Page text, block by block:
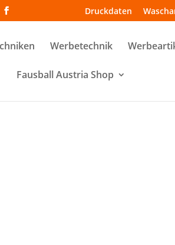
Druckdaten
Werbetechnik
Fausball Austria Shop